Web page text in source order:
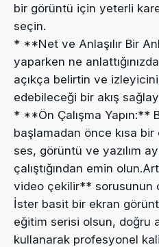
bir görüntü için yeterli
seçin.
* **Net ve Anlaşılır Bir
yaparken ne
açıkça belirtin ve
edebileceği bir akış
* **Ön Çalışma Yapın:**
başlamadan önce kısa
ses, görüntü ve yazılım
çalıştığından emin
video çekilir** sorusunun
İster basit bir ekran
eğitim serisi olsun, doğru
kullanarak profesyonel